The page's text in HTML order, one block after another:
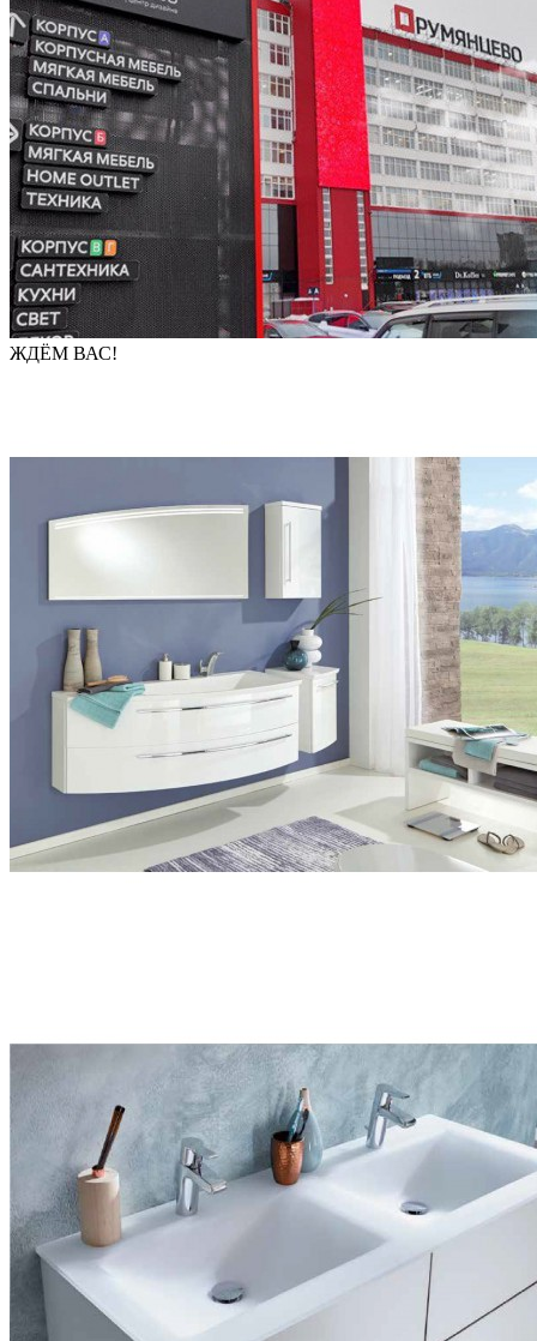
ЖДЁМ ВАС!